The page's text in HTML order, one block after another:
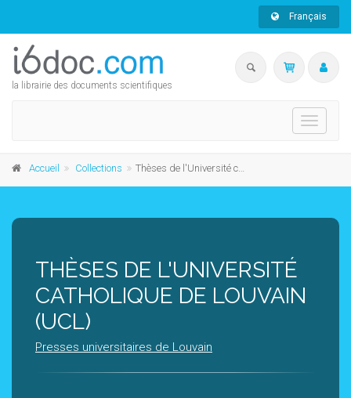
Français
la librairie des documents scientifiques
Toggle
Accueil Collections Thèses de l'Université catholique de Louvain (UCL)
THÈSES DE L'UNIVERSITÉ
CATHOLIQUE DE LOUVAIN
(UCL)
Presses universitaires de Louvain